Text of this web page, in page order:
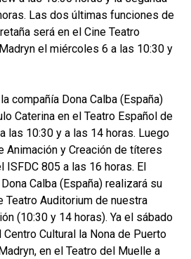
Las dos últimas funciones de
será en el Cine Teatro
el miércoles 6 a las 10:30 y
compañía Dona Calba (España)
Caterina en el Teatro Español de
las 10:30 y a las 14 horas. Luego
Animación y Creación de títeres
ISFDC 805 a las 16 horas. El
Calba (España) realizará su
Teatro Auditorium de nuestra
(10:30 y 14 horas). Ya el sábado
Cultural la Nona de Puerto
en el Teatro del Muelle a